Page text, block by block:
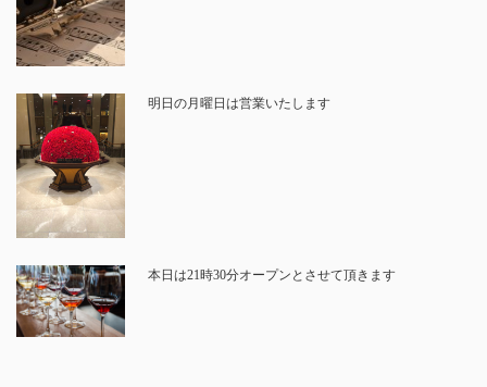
明日の月曜日は営業いたします
本日は21時30分オープンとさせて頂きます